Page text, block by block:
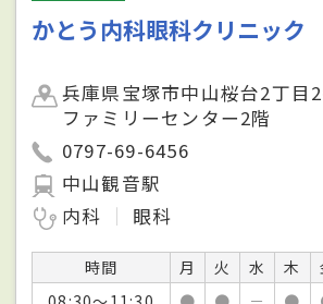
かとう内科眼科クリニック
兵庫県宝塚市中山桜台2丁目
ファミリーセンター2階
0797-69-6456
中山観音駅
内科
眼科
時間 月 火 水 木